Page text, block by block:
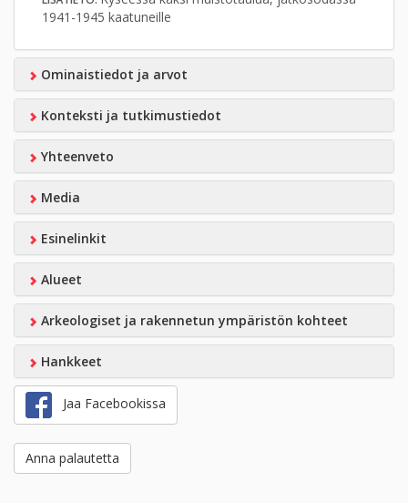
1941-1945 kaatuneille
Ominaistiedot ja arvot
Konteksti ja tutkimustiedot
Yhteenveto
Media
Esinelinkit
Alueet
Arkeologiset ja rakennetun ympäristön kohteet
Hankkeet
Jaa Facebookissa
Anna palautetta